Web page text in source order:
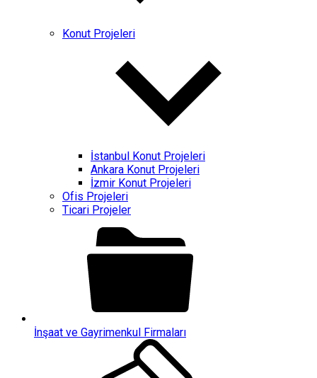
Konut Projeleri
İstanbul Konut Projeleri
Ankara Konut Projeleri
İzmir Konut Projeleri
Ofis Projeleri
Ticari Projeler
İnşaat ve Gayrimenkul Firmaları